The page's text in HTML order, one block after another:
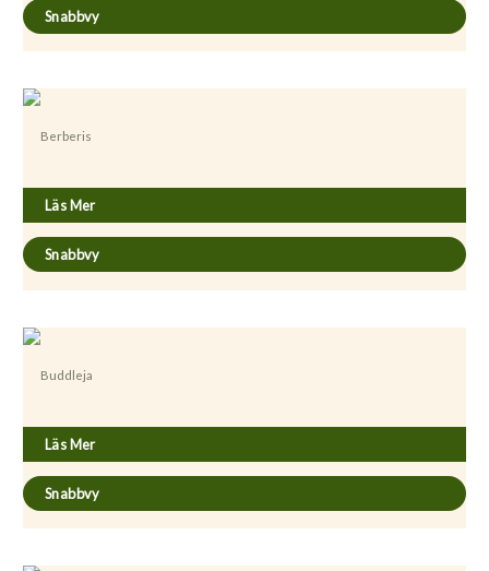
Snabbvy
Berberis
Läs Mer
Snabbvy
Buddleja
Läs Mer
Snabbvy